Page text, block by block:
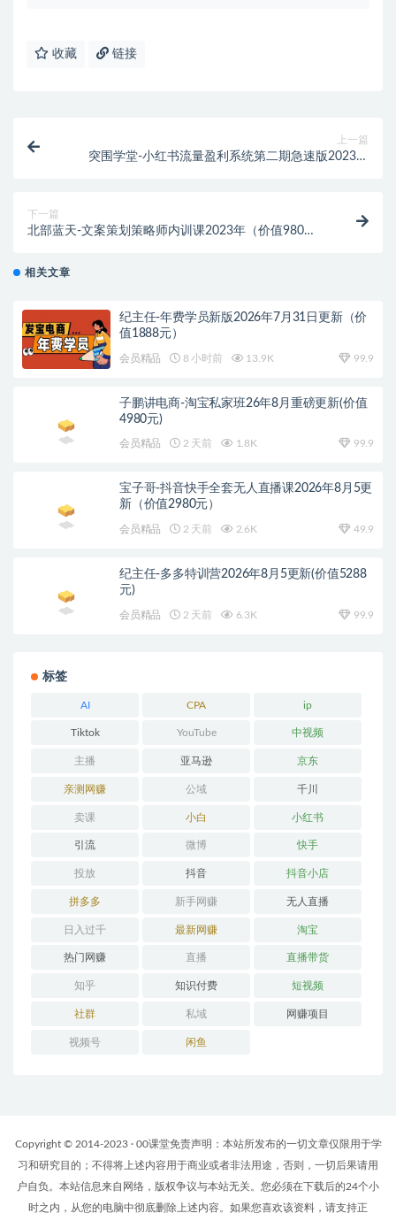
收藏 链接
上一篇
突围学堂-小红书流量盈利系统第二期急速版2023年
下一篇
北部蓝天-文案策划策略师内训课2023年（价值980
相关文章
纪主任-年费学员新版2026年7月31日更新（价
值1888元）
会员精品 8 小时前 13.9K 99.9
子鹏讲电商-淘宝私家班26年8月重磅更新(价值
4980元)
会员精品 2 天前 1.8K 99.9
宝子哥-抖音快手全套无人直播课2026年8月5更
新（价值2980元）
会员精品 2 天前 2.6K 49.9
纪主任-多多特训营2026年8月5更新(价值5288
元)
会员精品 2 天前 6.3K 99.9
标签
AI CPA ip
Tiktok YouTube 中视频
主播 亚马逊 京东
亲测网赚 公域 千川
卖课 小白 小红书
引流 微博 快手
投放 抖音 抖音小店
拼多多 新手网赚 无人直播
日入过千 最新网赚 淘宝
热门网赚 直播 直播带货
知乎 知识付费 短视频
社群 私域 网赚项目
视频号 闲鱼
Copyright © 2014-2023 · 00课堂免责声明：本站所发布的一切文章仅限用于学
习和研究目的；不得将上述内容用于商业或者非法用途，否则，一切后果请用
户自负。本站信息来自网络，版权争议与本站无关。您必须在下载后的24个小
时之内，从您的电脑中彻底删除上述内容。如果您喜欢该资料，请支持正